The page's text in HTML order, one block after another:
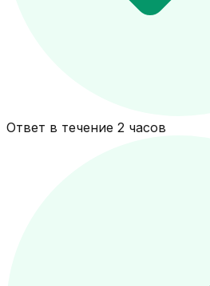
Ответ в течение 2 часов